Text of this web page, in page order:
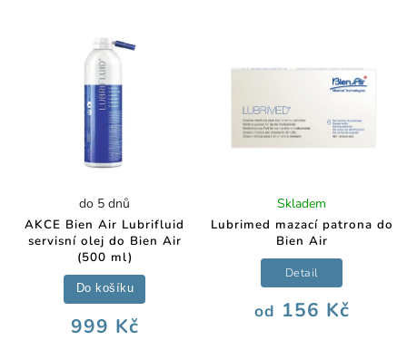
Nejdražší
Abecedně
AKCE Bien Air Lubrifluid
servisní olej do Bien Air
(500 ml)
do 5 dnů
999 Kč
Do košíku
Lubrimed mazací patrona do
Bien Air
Skladem
od 156 Kč
Detail